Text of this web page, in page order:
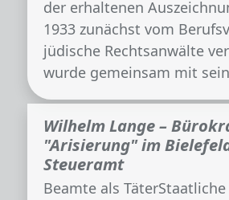
der erhaltenen
1933 zunächst vom
jüdische Rechtsanwälte
wurde gemeinsam mit
Wilhelm Lange –
"Arisierung" im
Steueramt
Beamte als